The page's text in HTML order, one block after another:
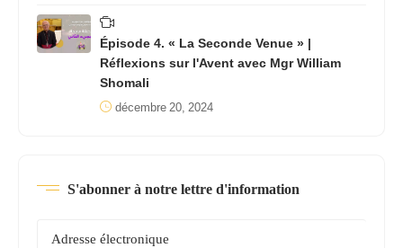
Épisode 4. « La Seconde Venue » |
Réflexions sur l'Avent avec Mgr William
Shomali
décembre 20, 2024
S'abonner à notre lettre d'information